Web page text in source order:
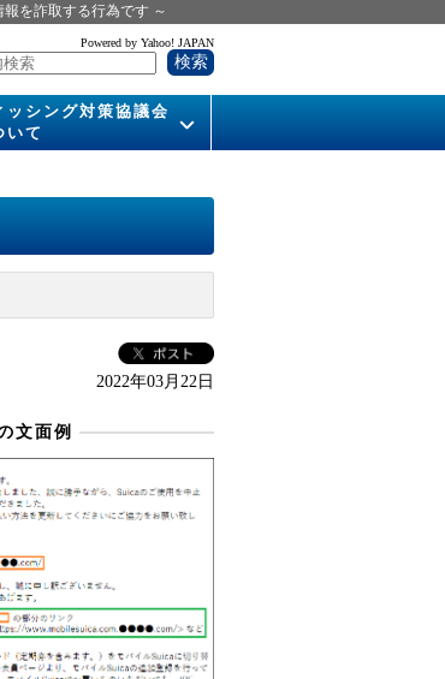
を詐取する行為です ～
Powered by Yahoo! JAPAN
ッシング対策協議会
いて
内
レット
2022年03月22日
文面例